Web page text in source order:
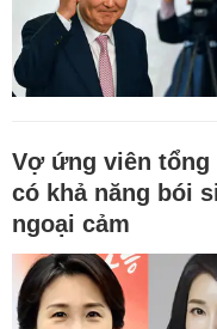
Vợ ứng viên tổng
có khả năng bói
ngoại cảm